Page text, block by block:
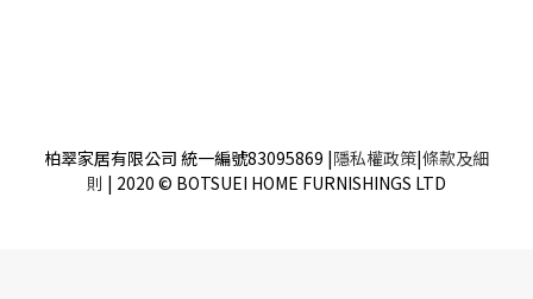
柏翠家居有限公司 統一編號83095869 |隱私權政策|條款及細
則 | 2020 © BOTSUEI HOME FURNISHINGS LTD